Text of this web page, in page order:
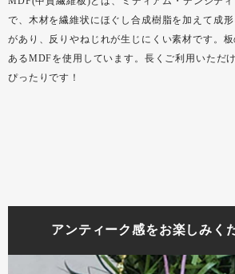
で、木材を繊維状にほぐし合成樹脂を加えて成
があり、反りやねじれが生じにくい素材です。
あるMDFを使用しています。長くご利用いただ
ぴったりです！
アンティーク感をお楽しみく